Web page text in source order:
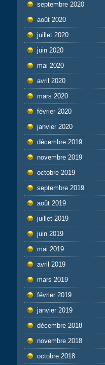
septembre 2020
août 2020
juillet 2020
juin 2020
mai 2020
avril 2020
mars 2020
février 2020
janvier 2020
décembre 2019
novembre 2019
octobre 2019
septembre 2019
août 2019
juillet 2019
juin 2019
mai 2019
avril 2019
mars 2019
février 2019
janvier 2019
décembre 2018
novembre 2018
octobre 2018